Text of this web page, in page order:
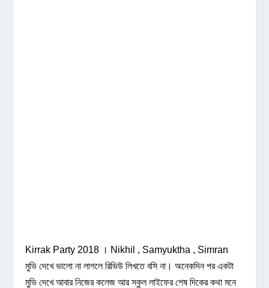
Kirrak Party 2018 । Nikhil , Samyuktha , Simran
মুভি দেখে ভালো না লাগলে রিভিউ লিখতে বসি না। অনেকদিন পর একটা
মুভি দেখে আবার নিজের কলেজ আর স্কুল লাইফের শেষ দিকের কথা মনে